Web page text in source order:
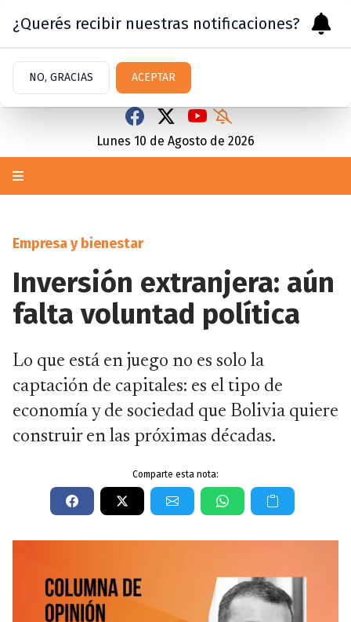
Lunes 10 de Agosto de 2026
Empresa y bienestar
Inversión extranjera: aún
falta voluntad política
Lo que está en juego no es solo la
captación de capitales: es el tipo de
economía y de sociedad que Bolivia quiere
construir en las próximas décadas.
Comparte esta nota:
¿Querés recibir nuestras notificaciones?
NO, GRACIAS ACEPTAR